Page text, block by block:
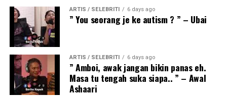
ARTIS / SELEBRITI 6 days ago
” You seorang je ke autism ? ” – Ubai
ARTIS / SELEBRITI 6 days ago
” Amboi, awak jangan bikin panas eh.
Masa tu tengah suka siapa.. ” – Awal
Ashaari